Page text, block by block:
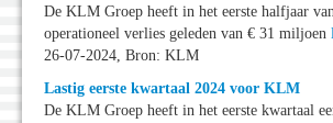
De KLM Groep heeft in het eerste halfjaar
operationeel verlies geleden van € 31 miljoen
26-07-2024, Bron: KLM
Lastig eerste kwartaal 2024 voor KLM
De KLM Groep heeft in het eerste kwartaal